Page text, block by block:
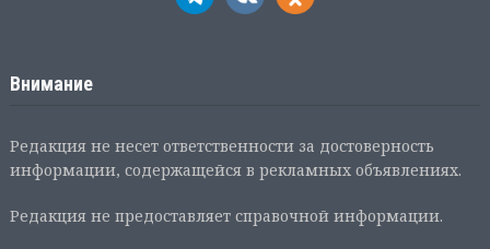
Внимание
Редакция не несет ответственности за достоверность
информации, содержащейся в рекламных объявлениях.
Редакция не предоставляет справочной информации.